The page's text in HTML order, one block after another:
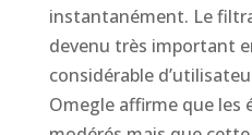
instantanément. Le
devenu très important
considérable
Omegle affirme que les